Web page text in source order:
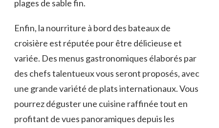
plages de sable fin.
Enfin, la nourriture à bord des bateaux de
croisière est réputée⁣ pour être délicieuse et
variée. Des menus gastronomiques​ élaborés par
des chefs talentueux vous seront⁢ proposés, avec
une grande ​variété de plats internationaux.⁢ Vous
pourrez déguster une cuisine raffinée tout en
profitant de vues panoramiques depuis les